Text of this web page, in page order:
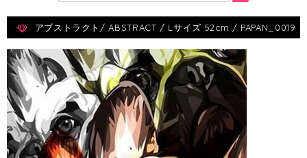
アブストラクト/ ABSTRACT / Lサイズ 52cm / PAPAN_0019